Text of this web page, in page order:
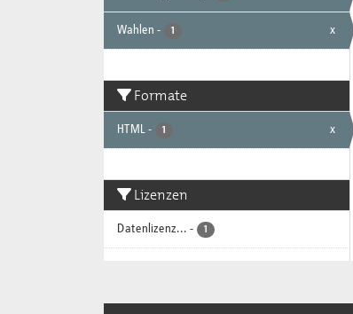
Wahlen - 1 x
Formate
HTML - 1 x
Lizenzen
Datenlizenz... - 1